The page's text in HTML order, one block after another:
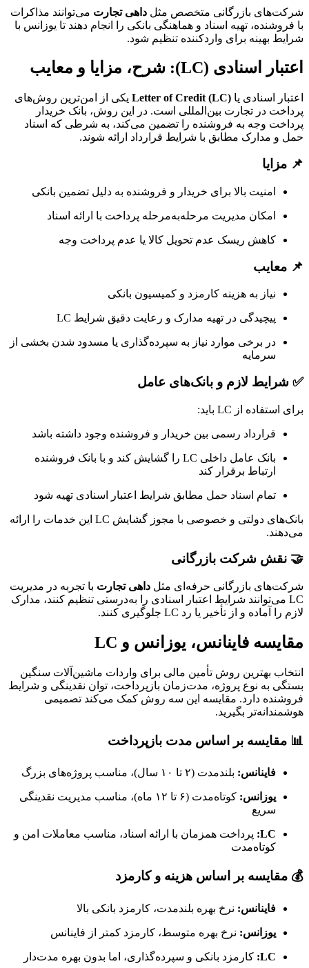
شرکت‌های بازرگانی متخصص مثل داهی تجارت می‌توانند مذاکرات
با فروشنده، تهیه اسناد و هماهنگی بانکی را انجام دهند تا یوزانس با
شرایط بهینه برای واردکننده تنظیم شود.
اعتبار اسنادی (LC): شرح، مزایا و معایب
اعتبار اسنادی یا Letter of Credit (LC) یکی از امن‌ترین روش‌های
پرداخت در تجارت بین‌المللی است. در این روش، بانک خریدار
پرداخت وجه به فروشنده را تضمین می‌کند، به شرطی که اسناد
حمل و مدارک مطابق با شرایط قرارداد ارائه شوند.
📌 مزایا
امنیت بالا برای خریدار و فروشنده به دلیل تضمین بانکی
امکان مدیریت مرحله‌به‌مرحله پرداخت با ارائه اسناد
کاهش ریسک عدم تحویل کالا یا عدم پرداخت وجه
📌 معایب
نیاز به هزینه کارمزد و کمیسیون بانکی
پیچیدگی در تهیه مدارک و رعایت دقیق شرایط LC
در برخی موارد نیاز به سپرده‌گذاری یا مسدود شدن بخشی از
سرمایه
✅ شرایط لازم و بانک‌های عامل
برای استفاده از LC باید:
قرارداد رسمی بین خریدار و فروشنده وجود داشته باشد
بانک عامل داخلی LC را گشایش کند و با بانک فروشنده
ارتباط برقرار کند
تمام اسناد حمل مطابق شرایط اعتبار اسنادی تهیه شود
بانک‌های دولتی و خصوصی با مجوز گشایش LC این خدمات را ارائه
می‌دهند.
🤝 نقش شرکت بازرگانی
شرکت‌های بازرگانی حرفه‌ای مثل داهی تجارت با تجربه در مدیریت
LC می‌توانند شرایط اعتبار اسنادی را به‌درستی تنظیم کنند، مدارک
لازم را آماده و از تأخیر یا رد LC جلوگیری کنند.
مقایسه فاینانس، یوزانس و LC
انتخاب بهترین روش تأمین مالی برای واردات ماشین‌آلات سنگین
بستگی به نوع پروژه، مدت‌زمان بازپرداخت، توان نقدینگی و شرایط
فروشنده دارد. مقایسه این سه روش کمک می‌کند تصمیمی
هوشمندانه‌تر بگیرید.
📊 مقایسه بر اساس مدت بازپرداخت
فاینانس: بلندمدت (۲ تا ۱۰ سال)، مناسب پروژه‌های بزرگ
یوزانس:
کوتاه‌مدت (۶ تا ۱۲ ماه)، مناسب مدیریت نقدینگی
سریع
LC: پرداخت همزمان با ارائه اسناد، مناسب معاملات امن و
کوتاه‌مدت
💰 مقایسه بر اساس هزینه و کارمزد
فاینانس: نرخ بهره بلندمدت، کارمزد بانکی بالا
یوزانس: نرخ بهره متوسط، کارمزد کمتر از فاینانس
LC: کارمزد بانکی و سپرده‌گذاری، اما بدون بهره مدت‌دار